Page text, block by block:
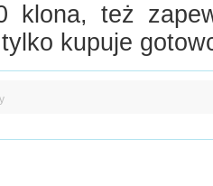
klona, też
kupuje